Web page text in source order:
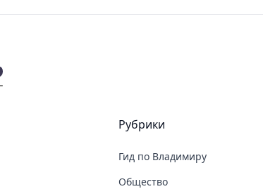
Рубрики
Гид по Владимиру
Общество